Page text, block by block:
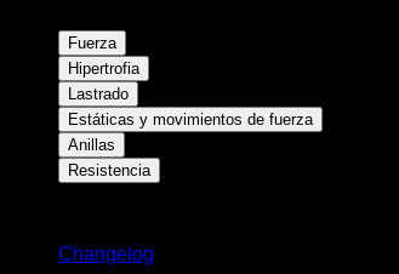
Fuerza
Hipertrofia
Lastrado
Estáticas y movimientos de fuerza
Anillas
Resistencia
Changelog